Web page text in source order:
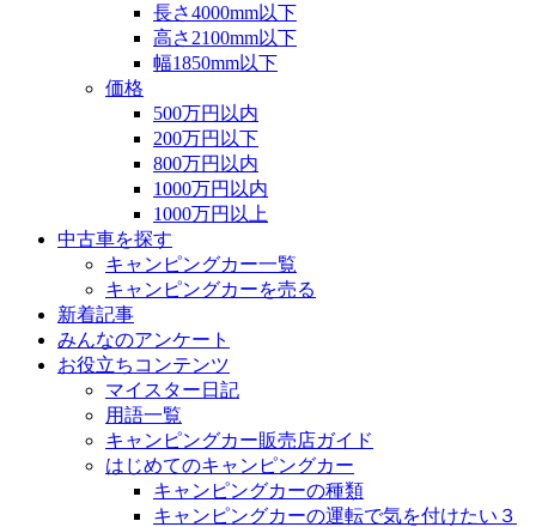
長さ4000mm以下
高さ2100mm以下
幅1850mm以下
価格
500万円以内
200万円以下
800万円以内
1000万円以内
1000万円以上
中古車を探す
キャンピングカー一覧
キャンピングカーを売る
新着記事
みんなのアンケート
お役立ちコンテンツ
マイスター日記
用語一覧
キャンピングカー販売店ガイド
はじめてのキャンピングカー
キャンピングカーの種類
キャンピングカーの運転で気を付けたい３